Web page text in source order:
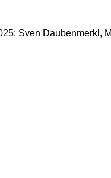
Sven Daubenmerkl,